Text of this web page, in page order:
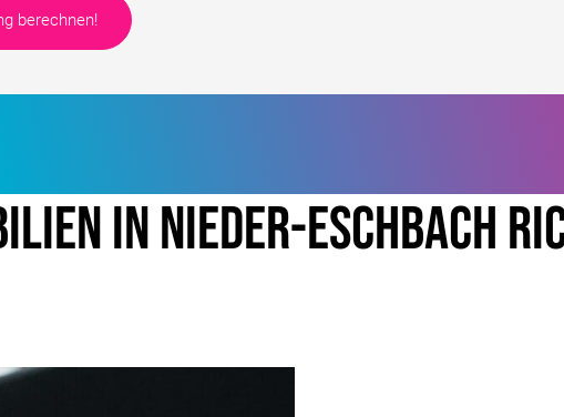
berechnen!
in Nieder-Eschbach